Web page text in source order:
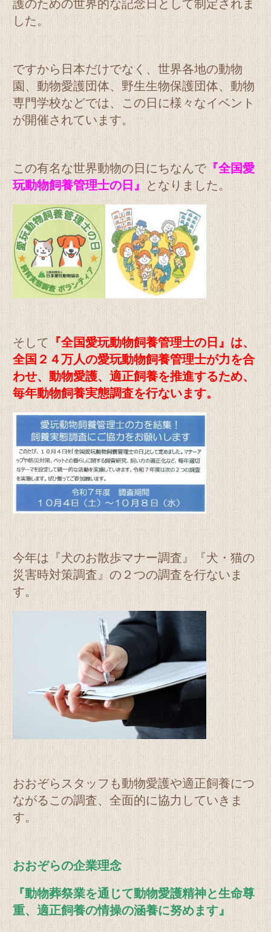
護のための世界的な記念日として制定されま
した。
ですから日本だけでなく、世界各地の動物
園、動物愛護団体、野生生物保護団体、動物
専門学校などでは、この日に様々なイベント
が開催されています。
この有名な世界動物の日にちなんで『全国愛
玩動物飼養管理士の日』 となりました。
そして 『全国愛玩動物飼養管理士の日』は、
全国２４万人の愛玩動物飼養管理士が力を合
わせ、動物愛護、適正飼養を推進するため、
毎年動物飼養実態調査を行ないます。
今年は『犬のお散歩マナー調査』『犬・猫の
災害時対策調査』の２つの調査を行ないま
す。
おおぞらスタッフも動物愛護や適正飼養につ
ながるこの調査、全面的に協力していきま
す。
おおぞらの企業理念
『動物葬祭業を通じて動物愛護精神と生命尊
重、適正飼養の情操の涵養に努めます』